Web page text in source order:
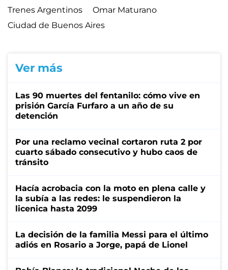
Trenes Argentinos
Omar Maturano
Ciudad de Buenos Aires
Ver más
Las 90 muertes del fentanilo: cómo vive en
prisión García Furfaro a un año de su
detención
Por una reclamo vecinal cortaron ruta 2 por
cuarto sábado consecutivo y hubo caos de
tránsito
Hacía acrobacia con la moto en plena calle y
la subía a las redes: le suspendieron la
licenica hasta 2099
La decisión de la familia Messi para el último
adiós en Rosario a Jorge, papá de Lionel